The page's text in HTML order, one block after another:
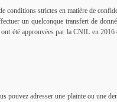
conditions strictes en matière de
un quelconque transfert de
été approuvées par la CNIL en 2016
pouvez adresser une plainte ou une